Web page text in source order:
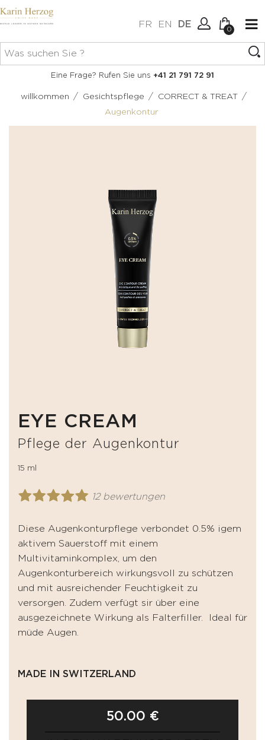
FR EN DE
Verbindung
0
Keine Artikel im Warenkorb.
Eine Frage? Rufen Sie uns +41 21 791 72 91
willkommen / Gesichtspflege / CORRECT & TREAT /
Augenkontur
EYE CREAM
Pflege der Augenkontur
15 ml
12 bewertungen
Diese Augenkonturpflege verbondet 0.5% igem
aktivem Sauerstoff mit einem
Multivitaminkomplex, um den
Augenkonturbereich wirkungsvoll zu schützen
und mit ausreichender Feuchtigkeit zu
versorgen. Zudem verfügt sir über eine
ausgezeichnete Wirkung als Falterfiller. Ideal für
müde Augen.
MADE IN SWITZERLAND
50.00 €